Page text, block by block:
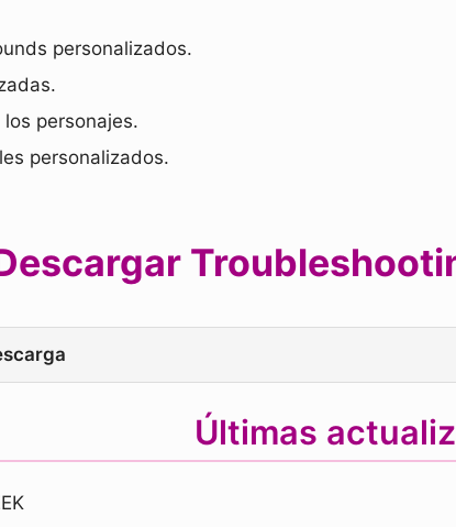
personalizados.
personajes.
personalizados.
Últimas